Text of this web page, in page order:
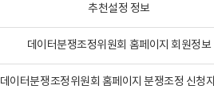
추천설정 정보
데이터분쟁조정위원회 홈페이지 회원정보
데이터분쟁조정위원회 홈페이지 분쟁조정 신청